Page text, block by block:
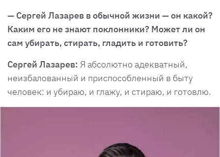
— Сергей Лазарев в обычной жизни — он какой?
Каким его не знают поклонники? Может ли он
сам убирать, стирать, гладить и готовить?
Сергей Лазарев: Я абсолютно адекватный,
неизбалованный и приспособленный в быту
человек: и убираю, и глажу, и стираю, и готовлю.